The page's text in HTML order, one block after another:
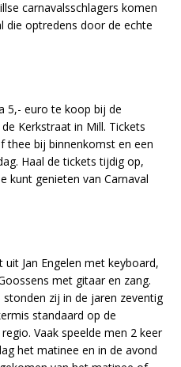
carnavalsschlagers komen
die optredens door de echte
5,- euro te koop bij de
Kerkstraat in Mill. Tickets
thee bij binnenkomst en een
Haal de tickets tijdig op,
kunt genieten van Carnaval
Jan Engelen met keyboard,
met gitaar en zang.
stonden zij in de jaren zeventig
standaard op de
Vaak speelde men 2 keer
het matinee en in de avond